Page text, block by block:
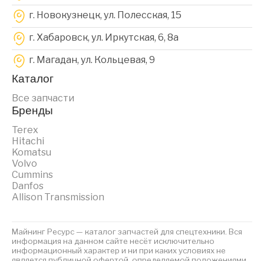
г. Новокузнецк, ул. Полесская, 15
г. Хабаровск, ул. Иркутская, 6, 8a
г. Магадан, ул. Кольцевая, 9
Каталог
Все запчасти
Бренды
Terex
Hitachi
Komatsu
Volvo
Cummins
Danfos
Allison Transmission
Майнинг Ресурс — каталог запчастей для спецтехники. Вся
информация на данном сайте несёт исключительно
информационный характер и ни при каких условиях не